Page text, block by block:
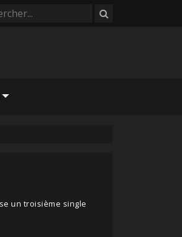
un troisième single